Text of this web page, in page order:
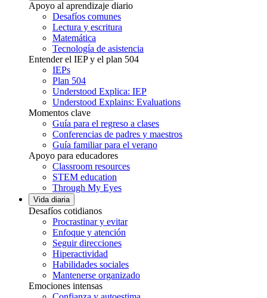
Apoyo al aprendizaje diario
Desafíos comunes
Lectura y escritura
Matemática
Tecnología de asistencia
Entender el IEP y el plan 504
IEPs
Plan 504
Understood Explica: IEP
Understood Explains: Evaluations
Momentos clave
Guía para el regreso a clases
Conferencias de padres y maestros
Guía familiar para el verano
Apoyo para educadores
Classroom resources
STEM education
Through My Eyes
Vida diaria
Desafíos cotidianos
Procrastinar y evitar
Enfoque y atención
Seguir direcciones
Hiperactividad
Habilidades sociales
Mantenerse organizado
Emociones intensas